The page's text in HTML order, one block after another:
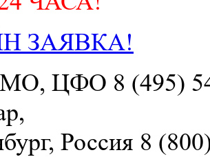
ЗАЯВКА!
МО, ЦФО 8 (495)
Россия 8